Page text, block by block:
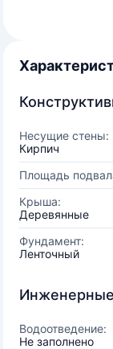
Несущие стены:
Кирпич
Площадь
Крыша:
Деревянные
Фундамент:
Ленточный
Водоотведение:
Не заполнено